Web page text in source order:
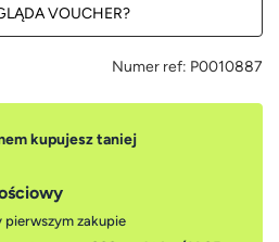
VOUCHER?
Numer ref: P0010887
kupujesz taniej
pierwszym zakupie